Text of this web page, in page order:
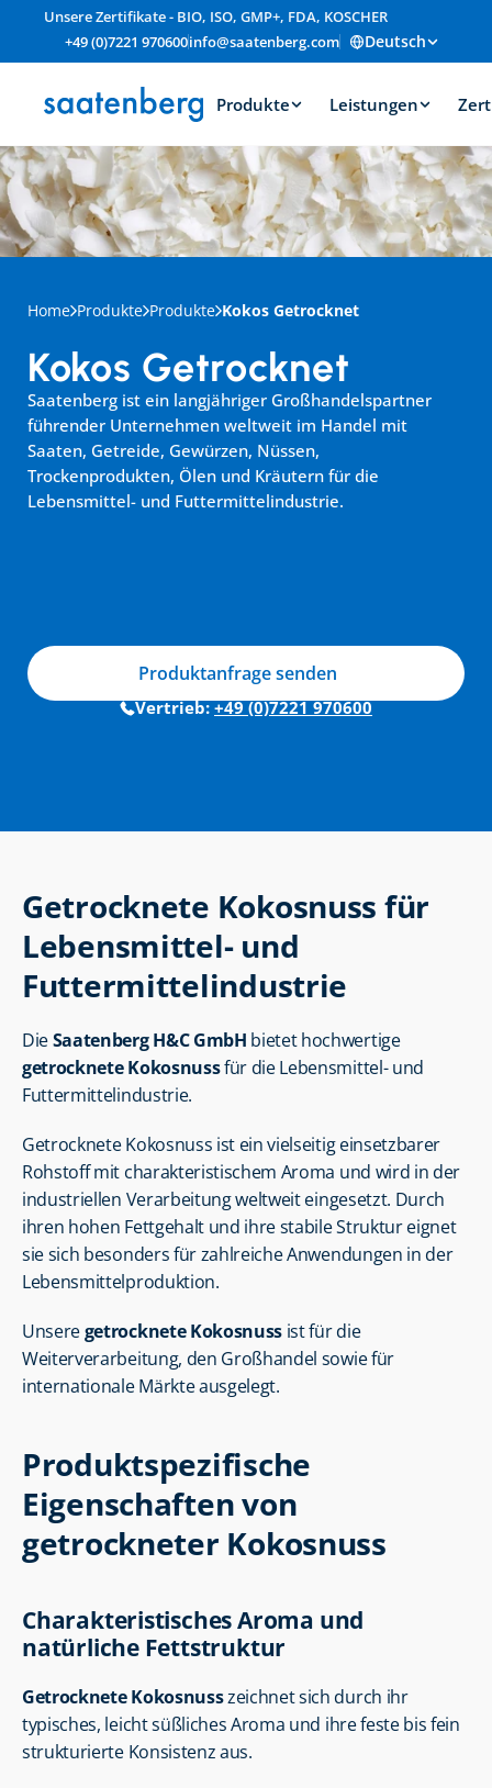
Unsere Zertifikate - BIO, ISO, GMP+, FDA, KOSCHER
+49 (0)7221 970600info@saatenberg.com Deutsch
Produkte Leistungen
Home Produkte Produkte Kokos Getrocknet
Saatenberg ist ein langjähriger Großhandelspartner
führender Unternehmen weltweit im Handel mit
Saaten, Getreide, Gewürzen, Nüssen,
Trockenprodukten, Ölen und Kräutern für die
Lebensmittel- und Futtermittelindustrie.
Kokos Getrocknet
Vertrieb: +49 (0)7221 970600
Produktanfrage senden
Getrocknete Kokosnuss für
Lebensmittel- und
Futtermittelindustrie
Die Saatenberg H&C GmbH
bietet hochwertige
getrocknete Kokosnuss für die Lebensmittel- und
Futtermittelindustrie.
Getrocknete Kokosnuss ist ein vielseitig einsetzbarer
Rohstoff mit charakteristischem Aroma und wird in der
industriellen Verarbeitung weltweit eingesetzt. Durch
ihren hohen Fettgehalt und ihre stabile Struktur eignet
sie sich besonders für zahlreiche Anwendungen in der
Lebensmittelproduktion.
Unsere getrocknete Kokosnuss ist für die
Weiterverarbeitung, den Großhandel sowie für
internationale Märkte ausgelegt.
Produktspezifische
Eigenschaften von
getrockneter Kokosnuss
Charakteristisches Aroma und
natürliche Fettstruktur
Getrocknete Kokosnuss zeichnet sich durch ihr
typisches, leicht süßliches Aroma und ihre feste bis fein
strukturierte Konsistenz aus.